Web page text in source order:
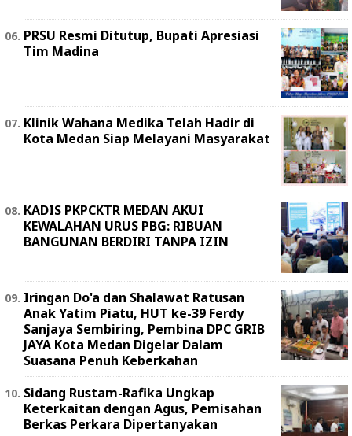
PRSU Resmi Ditutup, Bupati Apresiasi
Tim Madina
Klinik Wahana Medika Telah Hadir di
Kota Medan Siap Melayani Masyarakat
KADIS PKPCKTR MEDAN AKUI
KEWALAHAN URUS PBG: RIBUAN
BANGUNAN BERDIRI TANPA IZIN
Iringan Do'a dan Shalawat Ratusan
Anak Yatim Piatu, HUT ke-39 Ferdy
Sanjaya Sembiring, Pembina DPC GRIB
JAYA Kota Medan Digelar Dalam
Suasana Penuh Keberkahan
Sidang Rustam-Rafika Ungkap
Keterkaitan dengan Agus, Pemisahan
Berkas Perkara Dipertanyakan